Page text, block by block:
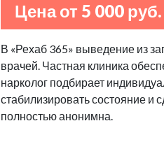
Цена от 5 000 руб.
В «Рехаб 365» выведение из
врачей. Частная клиника
нарколог подбирает
стабилизировать состояние и
полностью анонимна.